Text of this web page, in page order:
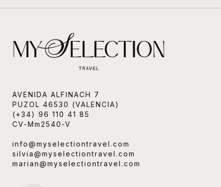
AVENIDA ALFINACH 7
PUZOL 46530 (VALENCIA)
(+34) 96 110 41 85
CV-Mm2540-V
info@myselectiontravel.com
silvia@myselectiontravel.com
marian@myselectiontravel.com